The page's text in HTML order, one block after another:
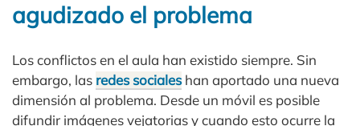
agudizado el problema
Los conflictos en el aula han existido siempre. Sin
embargo, las redes socialeshan aportado una nueva
dimensión al problema. Desde un móvil es posible
difundir imágenes vejatorias y cuando esto ocurre la